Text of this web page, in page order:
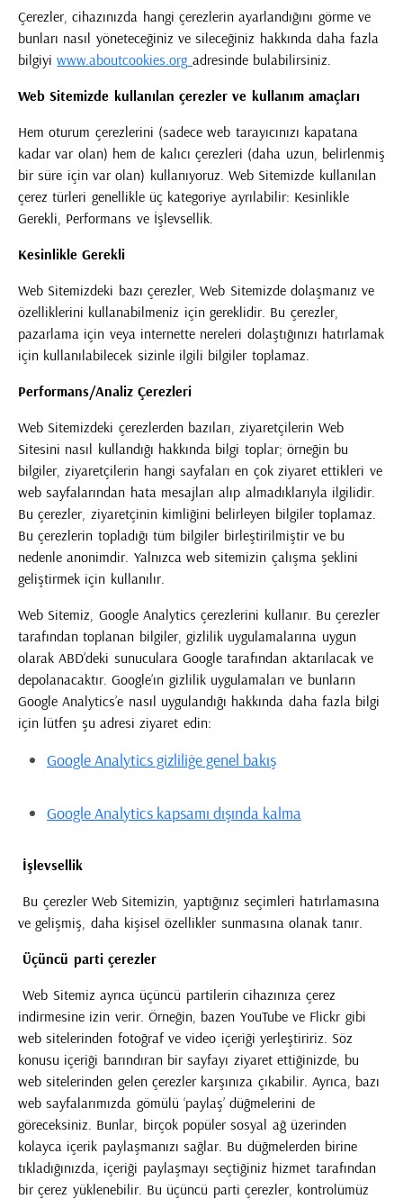
Çerezler, cihazınızda hangi çerezlerin ayarlandığını görme ve
bunları nasıl yöneteceğiniz ve sileceğiniz hakkında daha fazla
bilgiyiwww.aboutcookies.org adresinde bulabilirsiniz.
Web Sitemizde kullanılan çerezler ve kullanım amaçları
Hem oturum çerezlerini (sadece web tarayıcınızı kapatana
kadar var olan) hem de kalıcı çerezleri (daha uzun, belirlenmiş
bir süre için var olan) kullanıyoruz. Web Sitemizde kullanılan
çerez türleri genellikle üç kategoriye ayrılabilir: Kesinlikle
Gerekli, Performans ve İşlevsellik.
Kesinlikle Gerekli
Web Sitemizdeki bazı çerezler, Web Sitemizde dolaşmanız ve
özelliklerini kullanabilmeniz için gereklidir. Bu çerezler,
pazarlama için veya internette nereleri dolaştığınızı hatırlamak
için kullanılabilecek sizinle ilgili bilgiler toplamaz.
Performans/Analiz Çerezleri
Web Sitemizdeki çerezlerden bazıları, ziyaretçilerin Web
Sitesini nasıl kullandığı hakkında bilgi toplar; örneğin bu
bilgiler, ziyaretçilerin hangi sayfaları en çok ziyaret ettikleri ve
web sayfalarından hata mesajları alıp almadıklarıyla ilgilidir.
Bu çerezler, ziyaretçinin kimliğini belirleyen bilgiler toplamaz.
Bu çerezlerin topladığı tüm bilgiler birleştirilmiştir ve bu
nedenle anonimdir. Yalnızca web sitemizin çalışma şeklini
geliştirmek için kullanılır.
Web Sitemiz, Google Analytics çerezlerini kullanır. Bu çerezler
tarafından toplanan bilgiler, gizlilik uygulamalarına uygun
olarak ABD’deki sunuculara Google tarafından aktarılacak ve
depolanacaktır. Google’ın gizlilik uygulamaları ve bunların
Google Analytics’e nasıl uygulandığı hakkında daha fazla bilgi
için lütfen şu adresi ziyaret edin:
Google Analytics gizliliğe genel bakış
Google Analytics kapsamı dışında kalma
İşlevsellik
Bu çerezler Web Sitemizin, yaptığınız seçimleri hatırlamasına
ve gelişmiş, daha kişisel özellikler sunmasına olanak tanır.
Üçüncü parti çerezler
Web Sitemiz ayrıca üçüncü partilerin cihazınıza çerez
indirmesine izin verir. Örneğin, bazen YouTube ve Flickr gibi
web sitelerinden fotoğraf ve video içeriği yerleştiririz. Söz
konusu içeriği barındıran bir sayfayı ziyaret ettiğinizde, bu
web sitelerinden gelen çerezler karşınıza çıkabilir. Ayrıca, bazı
web sayfalarımızda gömülü ‘paylaş’ düğmelerini de
göreceksiniz. Bunlar, birçok popüler sosyal ağ üzerinden
kolayca içerik paylaşmanızı sağlar. Bu düğmelerden birine
tıkladığınızda, içeriği paylaşmayı seçtiğiniz hizmet tarafından
bir çerez yüklenebilir. Bu üçüncü parti çerezler, kontrolümüz